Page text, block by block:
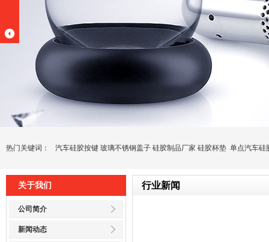
热门关键词： 汽车硅胶按键 玻璃不锈钢盖子 硅胶制品厂家 硅胶杯垫 单点汽车硅
关于我们
公司简介
新闻动态
行业新闻